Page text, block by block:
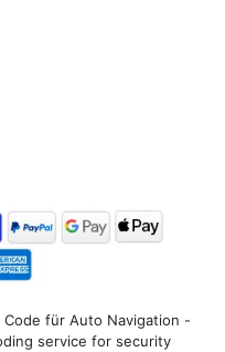
Code für Auto Navigation -
service for security